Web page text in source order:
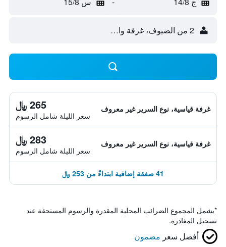
2 من الضيوف، غرفة واحدة
غرفة قياسية، نوع السرير غير معروف 265 ﷼
سعر الليلة شامل الرسوم
غرفة قياسية، نوع السرير غير معروف 283 ﷼
سعر الليلة شامل الرسوم
41 صفقة إضافية ابتداءً من 253 ﷼
*يشمل المجموع الضرائب المحلية المقدرة والرسوم المستحقة عند
تسجيل المغادرة.
أفضل سعر مضمون